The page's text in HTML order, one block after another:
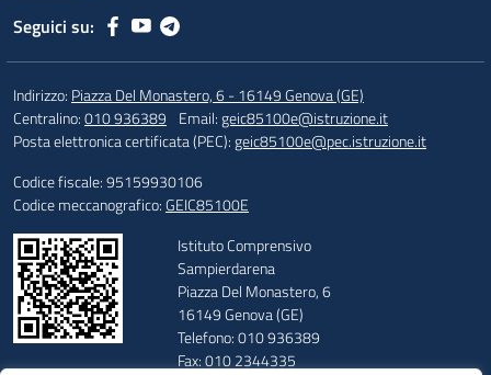
Seguici su:
Indirizzo: Piazza Del Monastero, 6 - 16149 Genova (GE)
Centralino:010 936389 Email:geic85100e@istruzione.it
Posta elettronica certificata (PEC):geic85100e@pec.istruzione.it
Codice fiscale: 95159930106
Codice meccanografico:GEIC85100E
Istituto Comprensivo
Sampierdarena
Piazza Del Monastero, 6
16149 Genova (GE)
Telefono: 010 936389
Fax: 010 2344335